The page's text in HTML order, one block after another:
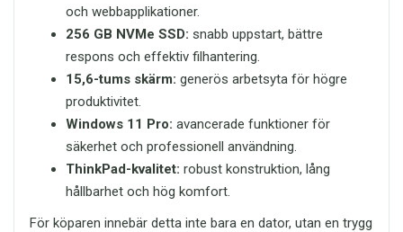
och webbapplikationer.
256 GB NVMe SSD: snabb uppstart, bättre
respons och effektiv filhantering.
15,6-tums skärm: generös arbetsyta för högre
produktivitet.
Windows 11 Pro: avancerade funktioner för
säkerhet och professionell användning.
ThinkPad-kvalitet: robust konstruktion, lång
hållbarhet och hög komfort.
För köparen innebär detta inte bara en dator, utan en trygg